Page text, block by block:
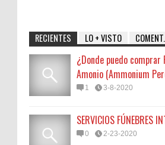
RECIENTES LO + VISTO COMENT.
¿Donde puedo
Amonio (Ammonium
1 3-8-2020
SERVICIOS FÚNEBRES
0 2-23-2020